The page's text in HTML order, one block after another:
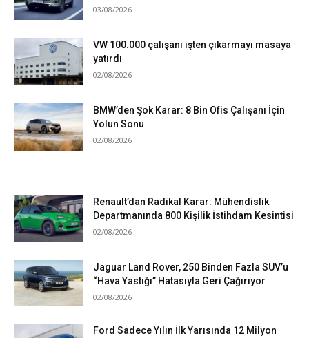
03/08/2026
VW 100.000 çalışanı işten çıkarmayı masaya
yatırdı
02/08/2026
BMW’den Şok Karar: 8 Bin Ofis Çalışanı İçin
Yolun Sonu
02/08/2026
Renault’dan Radikal Karar: Mühendislik
Departmanında 800 Kişilik İstihdam Kesintisi
02/08/2026
Jaguar Land Rover, 250 Binden Fazla SUV’u
“Hava Yastığı” Hatasıyla Geri Çağırıyor
02/08/2026
Ford Sadece Yılın İlk Yarısında 12 Milyon